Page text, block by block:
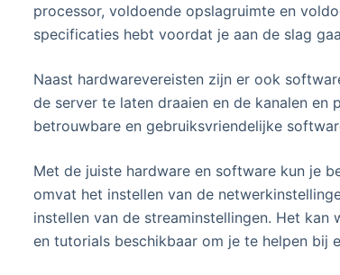
processor, voldoende opslagruimte en
specificaties hebt voordat je aan de slag
Naast hardwarevereisten zijn er ook
de server te laten draaien en de kanalen en
betrouwbare en gebruiksvriendelijke
Met de juiste hardware en software kun je
omvat het instellen van de
instellen van de streaminstellingen. Het
en tutorials beschikbaar om je te helpen bij